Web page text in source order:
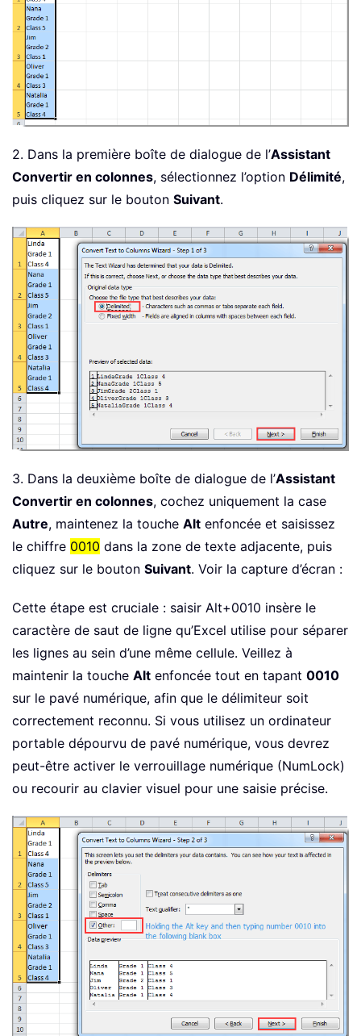
2. Dans la première boîte de dialogue de l’Assistant
Convertir en colonnes, sélectionnez l’option Délimité,
puis cliquez sur le bouton Suivant.
3. Dans la deuxième boîte de dialogue de l’Assistant
Convertir en colonnes, cochez uniquement la case
Autre, maintenez la touche Alt enfoncée et saisissez
le chiffre 0010 dans la zone de texte adjacente, puis
cliquez sur le bouton Suivant. Voir la capture d’écran :
Cette étape est cruciale : saisir Alt+0010 insère le
caractère de saut de ligne qu’Excel utilise pour séparer
les lignes au sein d’une même cellule. Veillez à
maintenir la touche Alt enfoncée tout en tapant 0010
sur le pavé numérique, afin que le délimiteur soit
correctement reconnu. Si vous utilisez un ordinateur
portable dépourvu de pavé numérique, vous devrez
peut-être activer le verrouillage numérique (NumLock)
ou recourir au clavier visuel pour une saisie précise.